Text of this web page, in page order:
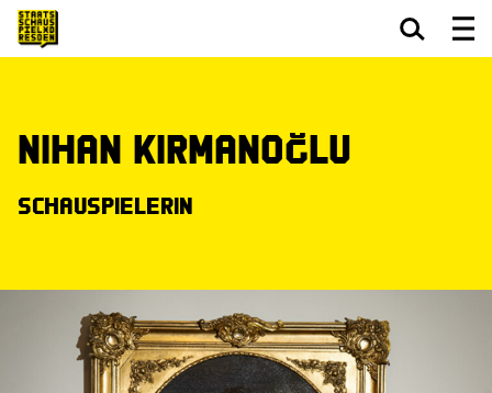
Nihan Kirmanoğlu
Schauspielerin